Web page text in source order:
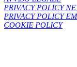
PRIVACY POLICY
PRIVACY POLICY
COOKIE POLICY